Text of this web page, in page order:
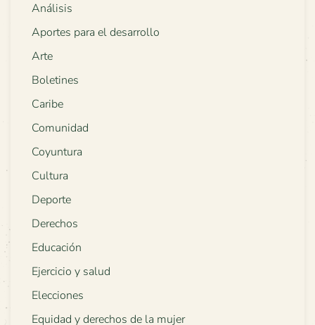
Análisis
Aportes para el desarrollo
Arte
Boletines
Caribe
Comunidad
Coyuntura
Cultura
Deporte
Derechos
Educación
Ejercicio y salud
Elecciones
Equidad y derechos de la mujer